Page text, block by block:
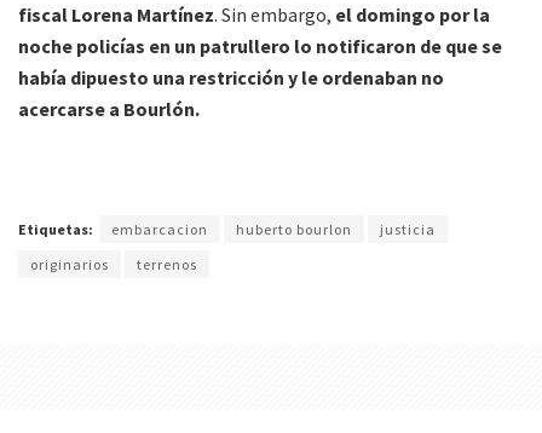
fiscal Lorena Martínez. Sin embargo, el domingo por la
noche policías en un patrullero lo notificaron de que se
había dipuesto una restricción y le ordenaban no
acercarse a Bourlón.
Etiquetas: embarcacion huberto bourlon
justicia
originarios
terrenos